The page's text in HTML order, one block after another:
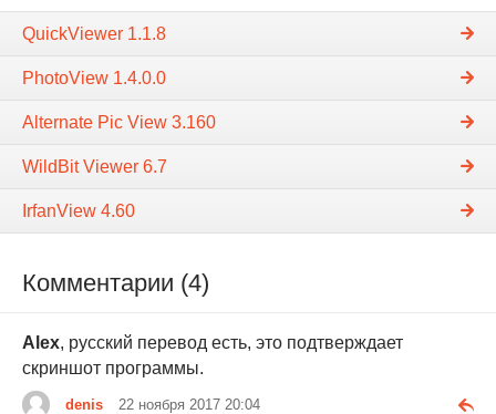
QuickViewer 1.1.8
PhotoView 1.4.0.0
Alternate Pic View 3.160
WildBit Viewer 6.7
IrfanView 4.60
Комментарии (4)
Alex, русский перевод есть, это подтверждает
скриншот программы.
denis 22 ноября 2017 20:04